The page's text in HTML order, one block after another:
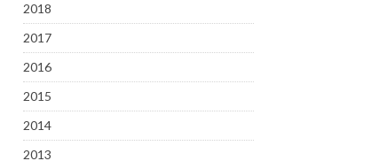
2018
2017
2016
2015
2014
2013